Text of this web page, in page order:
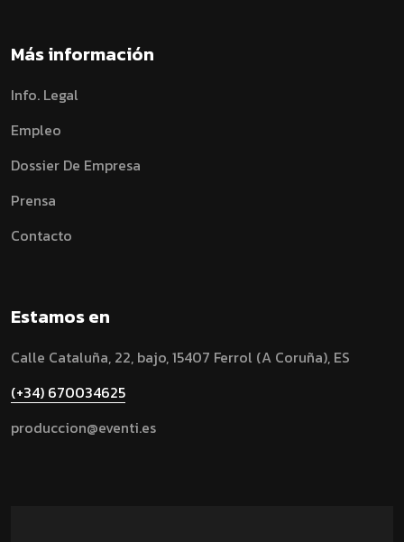
Más información
Info. Legal
Empleo
Dossier De Empresa
Prensa
Contacto
Estamos en
Calle Cataluña, 22, bajo, 15407 Ferrol (A Coruña), ES
(+34) 670034625
produccion@eventi.es